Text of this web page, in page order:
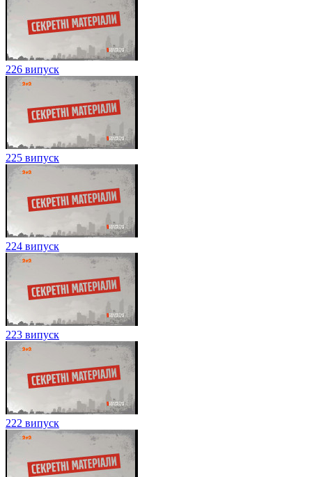
226 випуск
225 випуск
224 випуск
223 випуск
222 випуск